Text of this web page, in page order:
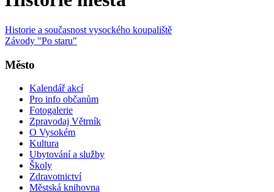
Historie a současnost vysockého koupaliště
Závody "Po staru"
Město
Kalendář akcí
Pro info občanům
Fotogalerie
Zpravodaj Větrník
O Vysokém
Kultura
Ubytování a služby
Školy
Zdravotnictví
Městská knihovna